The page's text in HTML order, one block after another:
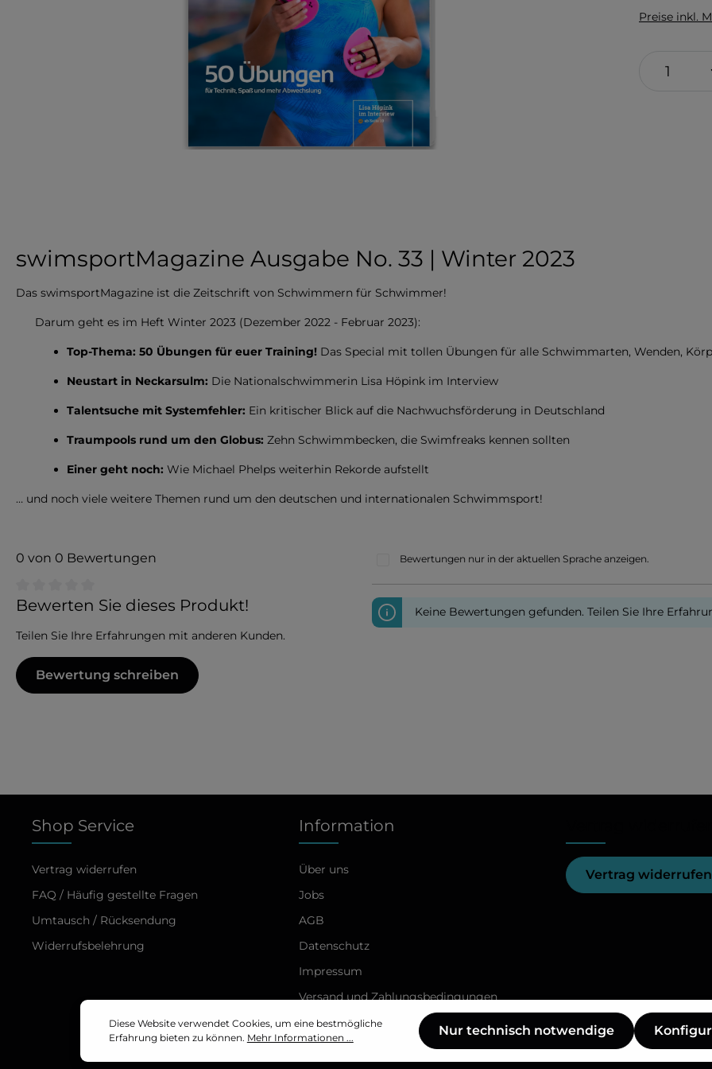
Preise inkl.
swimsportMagazine Ausgabe No. 33 | Winter 2023
Das swimsportMagazine ist die Zeitschrift von Schwimmern für Schwimmer!
Darum geht es im Heft Winter 2023 (Dezember 2022 - Februar 2023):
Top-Thema: 50 Übungen für euer Training! Das Special mit tollen Übungen für alle Schwimmarten, Wenden,
Neustart in Neckarsulm: Die Nationalschwimmerin Lisa Höpink im Interview
Talentsuche mit Systemfehler: Ein kritischer Blick auf die Nachwuchsförderung in Deutschland
Traumpools rund um den Globus: Zehn Schwimmbecken, die Swimfreaks kennen sollten
Einer geht noch: Wie Michael Phelps weiterhin Rekorde aufstellt
… und noch viele weitere Themen rund um den deutschen und internationalen Schwimmsport!
0 von 0 Bewertungen
Durchschnittliche Bewertung von 0 von 5 Sternen
Bewerten Sie dieses Produkt!
Teilen Sie Ihre Erfahrungen mit anderen Kunden.
Bewertung schreiben
Bewertungen nur in der aktuellen Sprache anzeigen.
Keine Bewertungen gefunden. Teilen Sie Ihre
Vertrag widerrufen
Shop Service
Vertrag widerrufen
FAQ / Häufig gestellte Fragen
Umtausch / Rücksendung
Widerrufsbelehrung
Information
Über uns
Jobs
AGB
Datenschutz
Impressum
Versand und Zahlungsbedingungen
Online –Streitschlichtungsplattform
Diese Website verwendet Cookies, um eine bestmögliche
Erfahrung bieten zu können. Mehr Informationen ... Nur technisch notwendige